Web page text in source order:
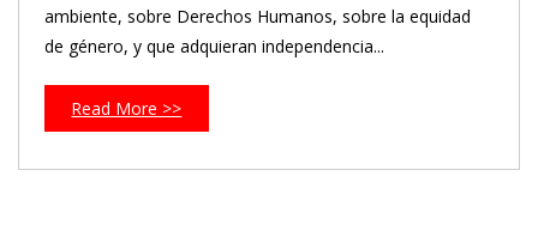
ambiente, sobre Derechos Humanos, sobre la equidad
de género, y que adquieran independencia...
Read More >>